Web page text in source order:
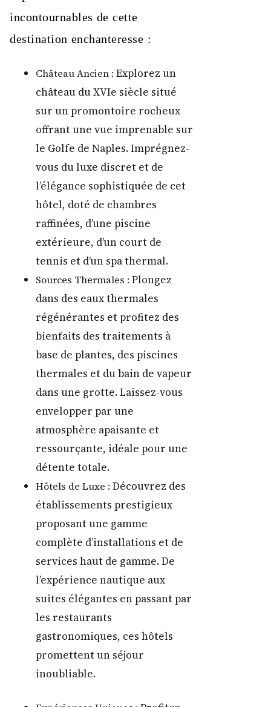
incontournables de cette
destination enchanteresse :
Château Ancien : Explorez un
château du XVIe siècle situé
sur un promontoire rocheux
offrant une vue imprenable sur
le Golfe de Naples. Imprégnez-
vous du luxe discret et de
l’élégance sophistiquée de cet
hôtel, doté de chambres
raffinées, d’une piscine
extérieure, d’un court de
tennis et d’un spa thermal.
Sources Thermales : Plongez
dans des eaux thermales
régénérantes et profitez des
bienfaits des traitements à
base de plantes, des piscines
thermales et du bain de vapeur
dans une grotte. Laissez-vous
envelopper par une
atmosphère apaisante et
ressourçante, idéale pour une
détente totale.
Hôtels de Luxe : Découvrez des
établissements prestigieux
proposant une gamme
complète d’installations et de
services haut de gamme. De
l’expérience nautique aux
suites élégantes en passant par
les restaurants
gastronomiques, ces hôtels
promettent un séjour
inoubliable.